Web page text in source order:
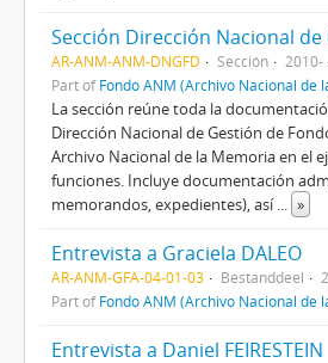
AR-ANM-ANM-DNGFD Sección
2010-
Part ofFondo ANM (Archivo Nacional de
La sección reúne toda la
Dirección Nacional de Gestión de
Archivo Nacional de la Memoria en el
funciones. Incluye documentación
memorandos, expedientes), así... »
Entrevista a Graciela DALEO
AR-ANM-GFA-04-01-03 Bestanddeel
Part ofFondo ANM (Archivo Nacional de
Entrevista a Daniel FEIRESTEIN